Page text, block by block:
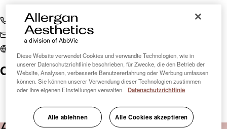
+410844446688
info@beautyclinic.ch
Clinic Finder Schweiz
Diese Website verwendet Cookies und verwandte Technologien, wie in
unserer Datenschutzrichtlinie beschrieben, für Zwecke, die den Betrieb der
Website, Analysen, verbesserte Benutzererfahrung oder Werbung umfassen
können. Sie können unserer Verwendung dieser Technologien zustimmen
oder Ihre eigenen Einstellungen verwalten.
Datenschutzrichtlinie
Alle ablehnen Alle Cookies akzeptieren